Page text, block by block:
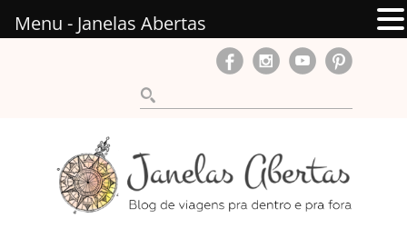
Menu - Janelas Abertas